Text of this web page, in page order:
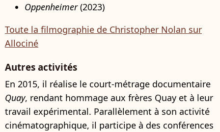
Oppenheimer(2023)
Toute la filmographie de Christopher Nolan sur
Allociné
Autres activités
En 2015, il réalise le court-métrage documentaire
Quay, rendant hommage aux frères Quay et à leur
travail expérimental. Parallèlement à son activité
cinématographique, il participe à des conférences